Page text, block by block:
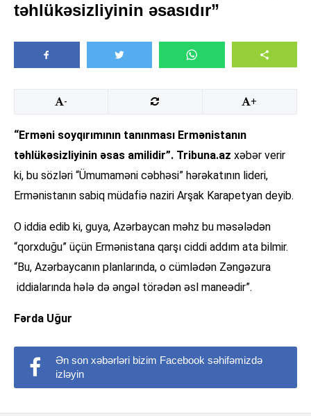
təhlükəsizliyinin əsasıdır”
- +
“Erməni soyqırımının tanınması Ermənistanın
təhlükəsizliyinin əsas amilidir”. Tribuna.az xəbər verir
ki, bu sözləri “Ümumaməni cəbhəsi” hərəkatının lideri,
Ermənistanın sabiq müdafiə naziri Arşak Karapetyan deyib.
O iddia edib ki, guya, Azərbaycan məhz bu məsələdən
“qorxduğu” üçün Ermənistana qarşı ciddi addım ata bilmir.
“Bu, Azərbaycanın planlarında, o cümlədən Zəngəzura
iddialarında hələ də əngəl törədən əsl maneədir”.
Fərda Uğur
Ən son xəbərləri bizim Facebook səhifəmizdə
izləyin